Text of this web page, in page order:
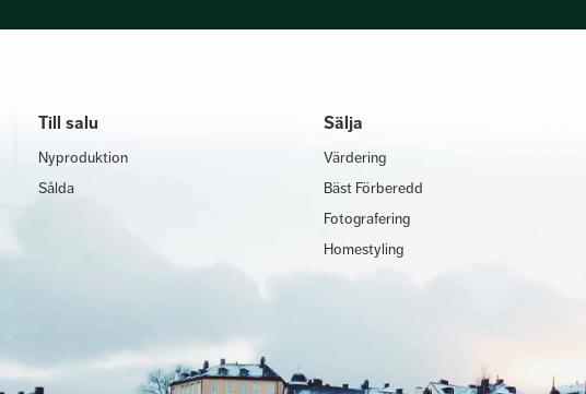
Till salu
Nyproduktion
Sålda
Sälja
Värdering
Bäst Förberedd
Fotografering
Homestyling